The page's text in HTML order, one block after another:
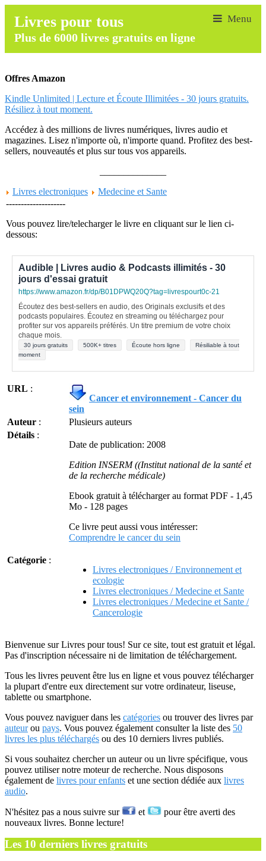
Livres pour tous
Plus de 6000 livres gratuits en ligne
Offres Amazon
Kindle Unlimited | Lecture et Écoute Illimitées - 30 jours gratuits.
Résiliez à tout moment.
Accédez à des millions de livres numériques, livres audio et
magazines. Lisez n'importe où, n'importe quand. Profitez des best-
sellers, nouveautés et plus sur tous vos appareils.
Livres electroniques
Medecine et Sante
--------------------
Vous pouvez lire/telecharger le livre en cliquant sur le lien ci-
dessous:
Audible | Livres audio & Podcasts illimités - 30
jours d'essai gratuit
https://www.amazon.fr/dp/B01DPWQ20Q?tag=livrespourt0c-21
Écoutez des best-sellers en audio, des Originals exclusifs et des
podcasts populaires. Écoutez en streaming ou téléchargez pour
profiter sur vos appareils préférés. Un titre premium de votre choix
chaque mois.
30 jours gratuits 500K+ titres Écoute hors ligne
Résiliable à tout
moment
URL :
Cancer et environnement - Cancer du
sein
Auteur :
Plusieurs auteurs
Détails :
Date de publication: 2008
Edition INSERM ((Institut national de la santé et
de la recherche médicale)
Ebook gratuit à télécharger au format PDF - 1,45
Mo - 128 pages
Ce livre peut aussi vous intéresser:
Comprendre le cancer du sein
Catégorie :
Livres electroniques / Environnement et
ecologie
Livres electroniques / Medecine et Sante
Livres electroniques / Medecine et Sante /
Cancerologie
Bienvenue sur Livres pour tous! Sur ce site, tout est gratuit et légal.
Pas d'inscription nécessaire ni de limitation de téléchargement.
Tous les livres peuvent être lus en ligne et vous pouvez télécharger
la plupart d'entre eux directement sur votre ordinateur, liseuse,
tablette ou smartphone.
Vous pouvez naviguer dans les catégories ou trouver des livres par
auteurou pays. Vous pouvez également consulter la liste des 50
livres les plus téléchargés ou des 10 derniers livres publiés.
Si vous souhaitez chercher un auteur ou un livre spécifique, vous
pouvez utiliser notre moteur de recherche. Nous disposons
également de livres pour enfants et une section dédiée aux livres
audio.
N'hésitez pas a nous suivre sur et
pour être averti des
nouveaux livres. Bonne lecture!
Les 10 derniers livres gratuits